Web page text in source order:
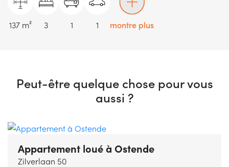
137 m² 3 1 1 montre plus
Peut-être quelque chose pour vous
aussi ?
Appartement louéà Ostende
Zilverlaan 50